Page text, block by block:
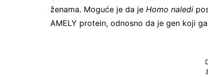
ženama. Moguće je da je Homo naledi
AMELY protein, odnosno da je gen koji